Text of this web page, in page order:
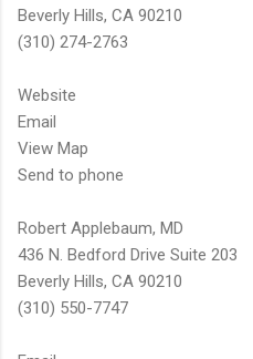
Beverly Hills, CA 90210
(310) 274-2763
Website
Email
View Map
Send to phone
Robert Applebaum, MD
436 N. Bedford Drive Suite 203
Beverly Hills, CA 90210
(310) 550-7747